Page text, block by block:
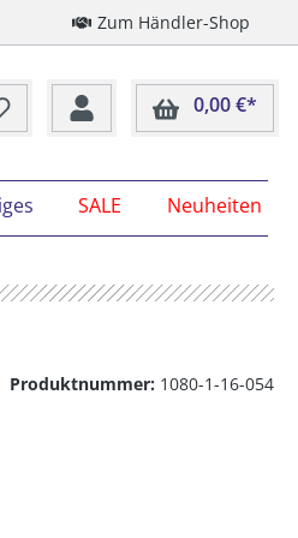
Zum Händler-Shop
0,00 €*
SALE Neuheiten
Produktnummer: 1080-1-16-054